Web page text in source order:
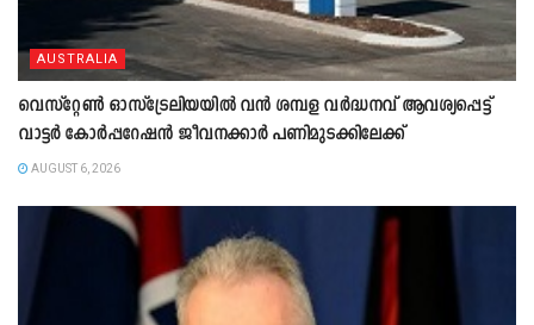
AUSTRALIA
വെസ്റ്റേൺ ഓസ്‌ട്രേലിയയിൽ വൻ ശമ്പള വർദ്ധനവ് ആവശ്യപ്പെട്ട്
വാട്ടർ കോർപ്പറേഷൻ ജീവനക്കാർ പണിമുടക്കിലേക്ക്
AUGUST 6, 2026